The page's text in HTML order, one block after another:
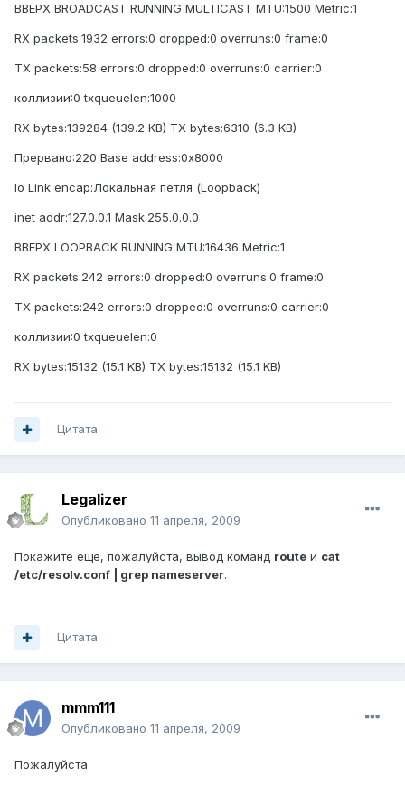
ВВЕРХ BROADCAST RUNNING MULTICAST MTU:1500 Metric:1
RX packets:1932 errors:0 dropped:0 overruns:0 frame:0
TX packets:58 errors:0 dropped:0 overruns:0 carrier:0
коллизии:0 txqueuelen:1000
RX bytes:139284 (139.2 KB) TX bytes:6310 (6.3 KB)
Прервано:220 Base address:0x8000
lo Link encap:Локальная петля (Loopback)
inet addr:127.0.0.1 Mask:255.0.0.0
ВВЕРХ LOOPBACK RUNNING MTU:16436 Metric:1
RX packets:242 errors:0 dropped:0 overruns:0 frame:0
TX packets:242 errors:0 dropped:0 overruns:0 carrier:0
коллизии:0 txqueuelen:0
RX bytes:15132 (15.1 KB) TX bytes:15132 (15.1 KB)
Цитата
Legalizer
Опубликовано 11 апреля, 2009
Покажите еще, пожалуйста, вывод команд route и cat
/etc/resolv.conf | grep nameserver.
Цитата
mmm111
Опубликовано 11 апреля, 2009
Пожалуйста